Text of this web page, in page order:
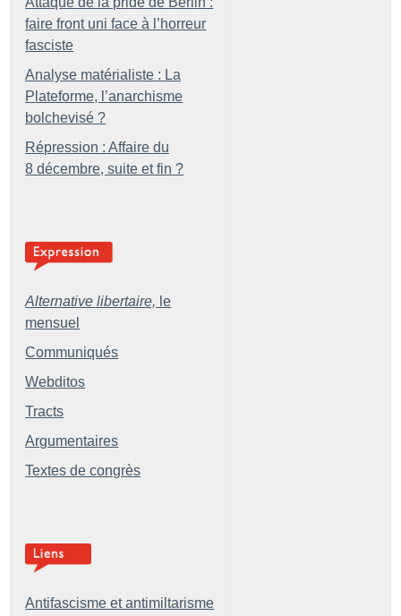
faire front uni face à l’horreur
fasciste
Analyse matérialiste : La
Plateforme, l’anarchisme
bolchevisé ?
Répression : Affaire du
8 décembre, suite et fin ?
Alternative libertaire, le
mensuel
Communiqués
Webditos
Tracts
Argumentaires
Textes de congrès
Antifascisme et antimiltarisme